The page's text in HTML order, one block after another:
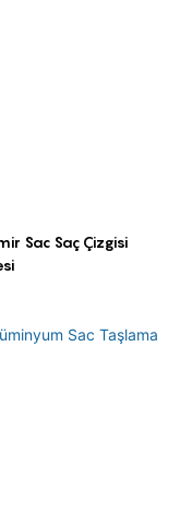
Sac Saç Çizgisi